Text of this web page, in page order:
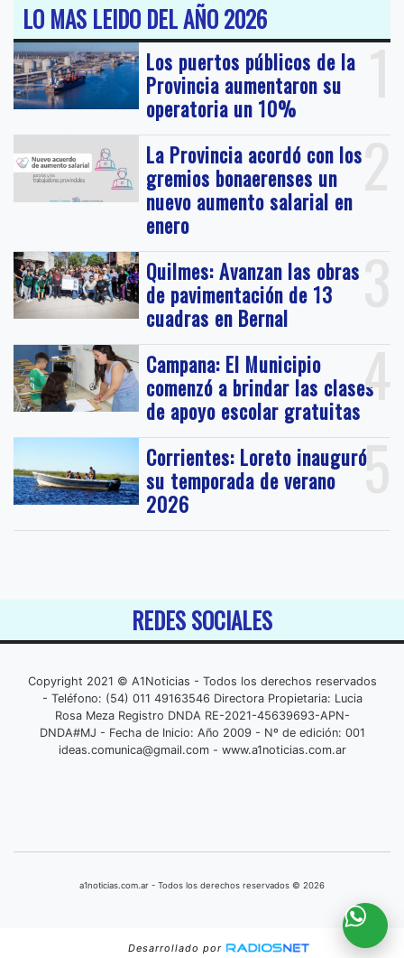
LO MAS LEIDO DEL AÑO 2026
1
Los puertos públicos de la
Provincia aumentaron su
operatoria un 10%
2
La Provincia acordó con los
gremios bonaerenses un
nuevo aumento salarial en
enero
3
Quilmes: Avanzan las obras
de pavimentación de 13
cuadras en Bernal
4
Campana: El Municipio
comenzó a brindar las clases
de apoyo escolar gratuitas
5
Corrientes: Loreto inauguró
su temporada de verano
2026
REDES SOCIALES
Copyright 2021 © A1Noticias - Todos los derechos reservados
- Teléfono: (54) 011 49163546 Directora Propietaria: Lucia
Rosa Meza Registro DNDA RE-2021-45639693-APN-
DNDA#MJ - Fecha de Inicio: Año 2009 - Nº de edición: 001
ideas.comunica@gmail.com- www.a1noticias.com.ar
a1noticias.com.ar - Todos los derechos reservados © 2026
Desarrollado por